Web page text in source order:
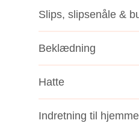
Slips, slipsenåle &
Beklædning
Hatte
Indretning til